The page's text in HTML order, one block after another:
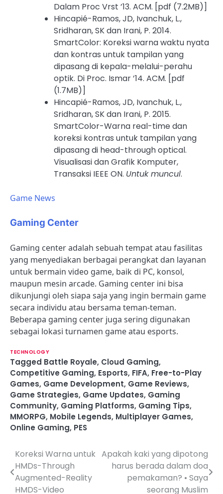
Dalam Proc Vrst ’13. ACM. [pdf (7.2MB)]
Hincapié-Ramos, JD, Ivanchuk, L.,
Sridharan, SK dan Irani, P. 2014.
SmartColor: Koreksi warna waktu nyata
dan kontras untuk tampilan yang
dipasang di kepala-melalui-perahu
optik. Di Proc. Ismar ’14. ACM. [pdf
(1.7MB)]
Hincapié-Ramos, JD, Ivanchuk, L.,
Sridharan, SK dan Irani, P. 2015.
SmartColor-Warna real-time dan
koreksi kontras untuk tampilan yang
dipasang di head-through optical.
Visualisasi dan Grafik Komputer,
Transaksi IEEE ON. Untuk muncul.
Game News
Gaming Center
Gaming center adalah sebuah tempat atau fasilitas
yang menyediakan berbagai perangkat dan layanan
untuk bermain video game, baik di PC, konsol,
maupun mesin arcade. Gaming center ini bisa
dikunjungi oleh siapa saja yang ingin bermain game
secara individu atau bersama teman-teman.
Beberapa gaming center juga sering digunakan
sebagai lokasi turnamen game atau esports.
TECHNOLOGY
Tagged Battle Royale, Cloud Gaming,
Competitive Gaming, Esports, FIFA, Free-to-Play
Games, Game Development, Game Reviews,
Game Strategies, Game Updates, Gaming
Community, Gaming Platforms, Gaming Tips,
MMORPG, Mobile Legends, Multiplayer Games,
Online Gaming, PES
P
o
Koreksi Warna untuk
HMDs-Through
Augmented-Reality
HMDS-Video
Apakah kaki yang dipotong
harus berada dalam doa
pemakaman? • Saya
seorang Muslim